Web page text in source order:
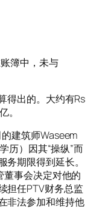
簿中，未与
得出的。大约有Rs
。
建筑师Waseem
历）因其“操纵”而
期限得到延长。
董事会决定对他的
担任PTV财务总监
非法参加和维持他